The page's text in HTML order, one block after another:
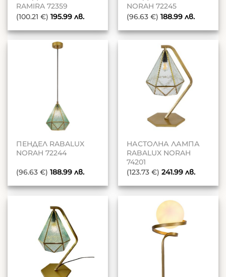
RAMIRA 72359
(100.21 €) 195.99лв.
NORAH 72245
(96.63 €) 188.99лв.
ПЕНДЕЛ RABALUX
NORAH 72244
(96.63 €) 188.99лв.
НАСТОЛНА ЛАМПА
RABALUX NORAH
74201
(123.73 €) 241.99лв.